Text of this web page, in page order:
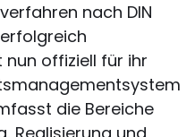
nach DIN
erfolgreich
offiziell für ihr
die Bereiche